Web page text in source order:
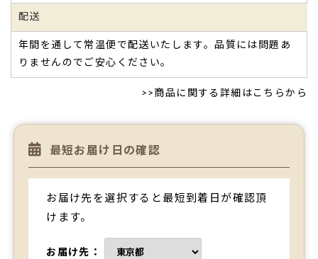
配送
年間を通して常温便で配送いたします。品質には問題あ
りませんのでご安心ください。
>> 商品に関する詳細はこちらから
最短お届け日の確認
お届け先を選択すると最短到着日が確認頂
けます。
お届け先：